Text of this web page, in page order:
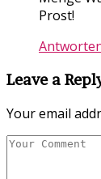
Prost!
Leave a
Your email